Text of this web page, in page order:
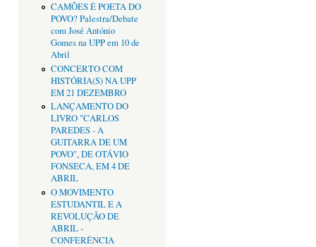
CAMÕES É POETA DO
POVO? Palestra/Debate
com José António
Gomes na UPP em 10 de
Abril
CONCERTO COM
HISTÓRIA(S) NA UPP
EM 21 DEZEMBRO
LANÇAMENTO DO
LIVRO "CARLOS
PAREDES - A
GUITARRA DE UM
POVO", DE OTÁVIO
FONSECA, EM 4 DE
ABRIL
O MOVIMENTO
ESTUDANTIL E A
REVOLUÇÃO DE
ABRIL -
CONFERÊNCIA